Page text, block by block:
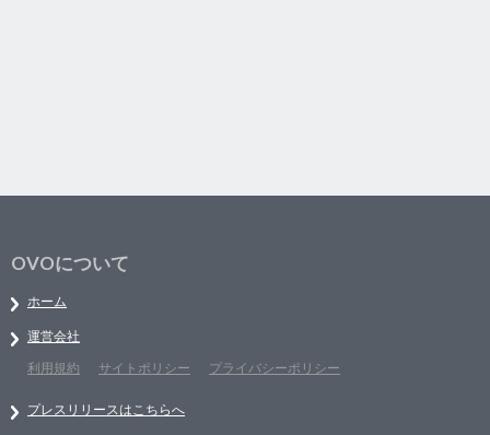
OVOについて
ホーム
運営会社
利用規約
サイトポリシー プライバシーポリシー
プレスリリースはこちらへ